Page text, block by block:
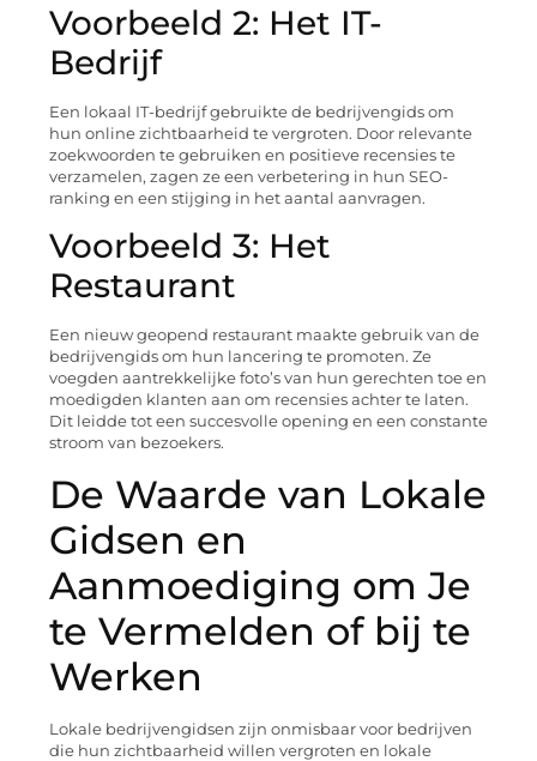
Voorbeeld 2: Het IT-
Bedrijf
Een lokaal IT-bedrijf gebruikte de bedrijvengids om
hun online zichtbaarheid te vergroten. Door relevante
zoekwoorden te gebruiken en positieve recensies te
verzamelen, zagen ze een verbetering in hun SEO-
ranking en een stijging in het aantal aanvragen.
Voorbeeld 3: Het
Restaurant
Een nieuw geopend restaurant maakte gebruik van de
bedrijvengids om hun lancering te promoten. Ze
voegden aantrekkelijke foto’s van hun gerechten toe en
moedigden klanten aan om recensies achter te laten.
Dit leidde tot een succesvolle opening en een constante
stroom van bezoekers.
De Waarde van Lokale
Gidsen en
Aanmoediging om Je
te Vermelden of bij te
Werken
Lokale bedrijvengidsen zijn onmisbaar voor bedrijven
die hun zichtbaarheid willen vergroten en lokale